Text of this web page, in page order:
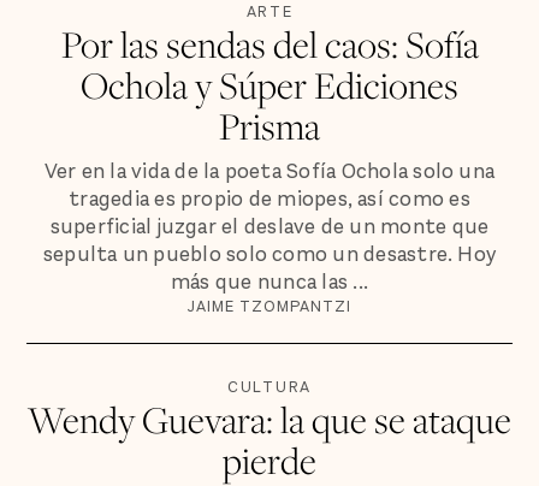
ARTE
Por las sendas del caos: Sofía
Ochola y Súper Ediciones
Prisma
Ver en la vida de la poeta Sofía Ochola solo una
tragedia es propio de miopes, así como es
superficial juzgar el deslave de un monte que
sepulta un pueblo solo como un desastre. Hoy
más que nunca las ...
JAIME TZOMPANTZI
CULTURA
Wendy Guevara: la que se ataque
pierde